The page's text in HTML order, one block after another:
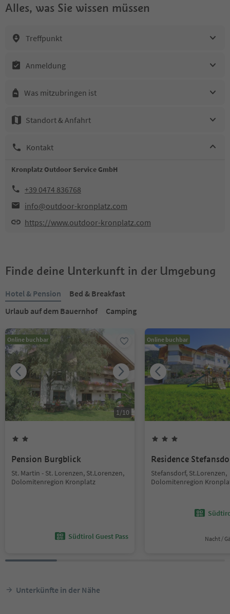
Alles, was Sie wissen müssen
Treffpunkt
Anmeldung
Was mitzubringen ist
Standort & Anfahrt
Kontakt
Kronplatz Outdoor Service GmbH
+39 0474 836768
info@outdoor-kronplatz.com
https://www.outdoor-kronplatz.com
Finde deine Unterkunft in der Umgebung
Hotel & Pension
Bed & Breakfast
Urlaub auf dem Bauernhof
Camping
Online buchbar
1/10
Pension Burgblick
St. Martin - St. Lorenzen, St.Lorenzen,
Dolomitenregion Kronplatz
Südtirol Guest Pass
Online buchbar
Residence
Stefansdorf, St.Lorenzen,
Dolomitenregion
Nacht /
Unterkünfte in der Nähe